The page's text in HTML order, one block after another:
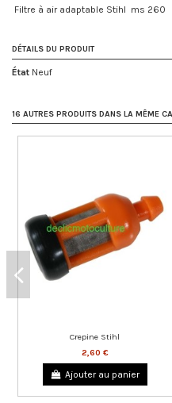
Filtre à air adaptable Stihl ms
DÉTAILS DU PRODUIT
État Neuf
16 AUTRES PRODUITS DANS LA MÊME
Crepine Stihl
2,60 €
Ajouter au panier